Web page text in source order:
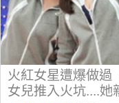
火紅女星遭爆做過
女兒推入火坑....她